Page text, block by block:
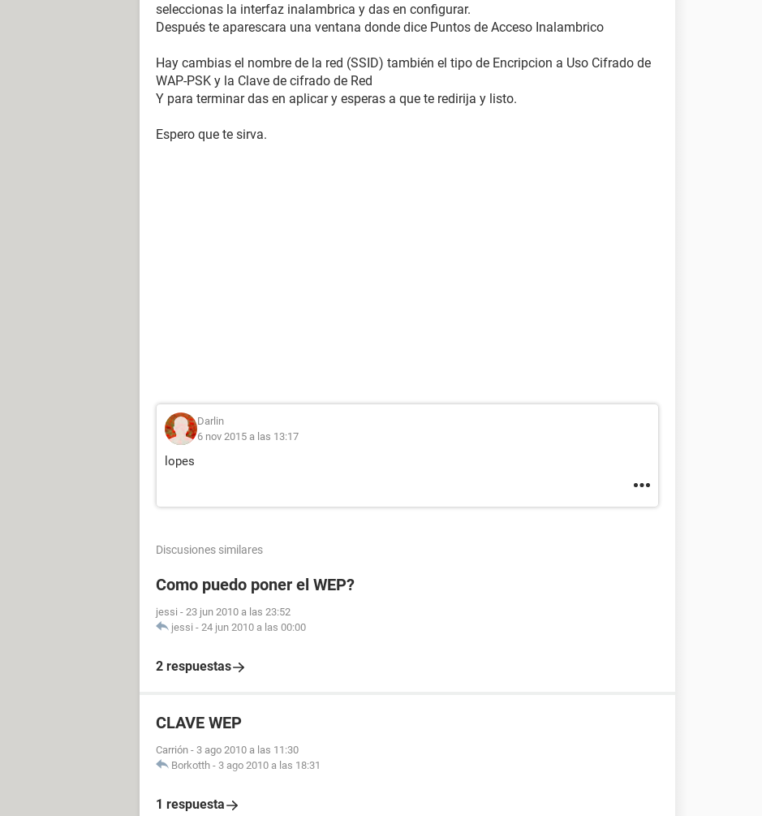
seleccionas la interfaz inalambrica y das en configurar.
Después te aparescara una ventana donde dice Puntos de Acceso Inalambrico
Hay cambias el nombre de la red (SSID) también el tipo de Encripcion a Uso Cifrado de
WAP-PSK y la Clave de cifrado de Red
Y para terminar das en aplicar y esperas a que te redirija y listo.
Espero que te sirva.
Darlin
6 nov 2015 a las 13:17
lopes
Discusiones similares
Como puedo poner el WEP?
jessi - 23 jun 2010 a las 23:52
jessi - 24 jun 2010 a las 00:00
2 respuestas
CLAVE WEP
Carrión - 3 ago 2010 a las 11:30
Borkotth - 3 ago 2010 a las 18:31
1 respuesta